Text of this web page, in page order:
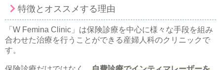
特徴とオススメする理由
「W Femina Clinic」は保険診療を中心に様々な手段を組み
合わせた治療を行うことができる産婦人科のクリニックで
す。